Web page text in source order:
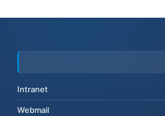
Intranet
Webmail